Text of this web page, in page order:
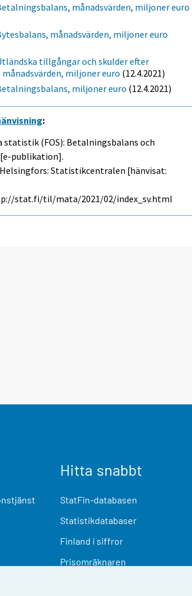
månadsvärden, miljoner euro
månadsvärden, miljoner euro
tillgångar och skulder efter
miljoner euro (12.4.2021)
miljoner euro (12.4.2021)
:
statistik (FOS): Betalningsbalans och
publikation].
Helsingfors: Statistikcentralen [hänvisat:
stat.fi/til/mata/2021/02/index_sv.html
Hitta snabbt
StatFin-databasen
Statistikdatabaser
Finland i siffror
Prisomräknaren